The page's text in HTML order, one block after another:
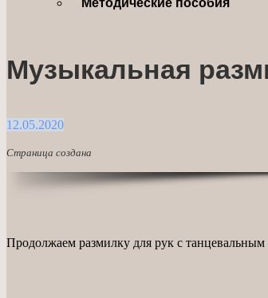
Музыкальная
12.05.2020
Страница создана
Продолжаем размилку для рук с